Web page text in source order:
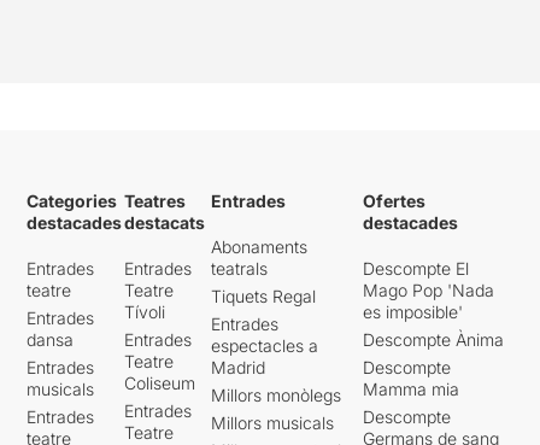
Categories
destacades
Entrades
teatre
Entrades
dansa
Entrades
musicals
Entrades
teatre
Teatres
destacats
Entrades
Teatre
Tívoli
Entrades
Teatre
Coliseum
Entrades
Teatre
Entrades
Abonaments
teatrals
Tiquets Regal
Entrades
espectacles a
Madrid
Millors monòlegs
Millors musicals
Ofertes
destacades
Descompte El
Mago Pop 'Nada
es imposible'
Descompte Ànima
Descompte
Mamma mia
Descompte
Germans de sang